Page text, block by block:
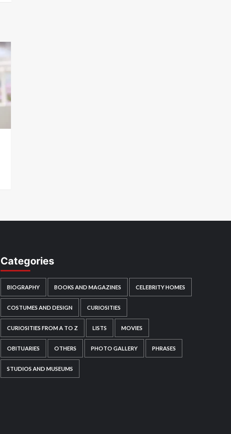
Categories
BIOGRAPHY BOOKS AND MAGAZINES CELEBRITY HOMES
COSTUMES AND DESIGN CURIOSITIES
CURIOSITIES FROM A TO Z LISTS MOVIES
OBITUARIES OTHERS PHOTO GALLERY PHRASES
STUDIOS AND MUSEUMS